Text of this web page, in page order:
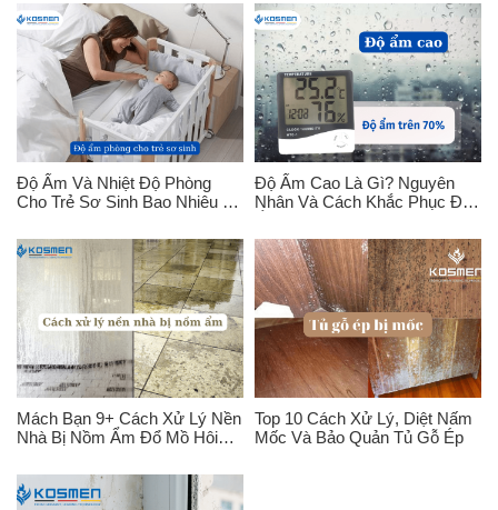
Độ Ẩm Và Nhiệt Độ Phòng
Cho Trẻ Sơ Sinh Bao Nhiêu Là
Độ Ẩm Cao Là Gì? Nguyên
Nhân Và Cách Khắc Phục Độ
Mách Bạn 9+ Cách Xử Lý Nền
Nhà Bị Nồm Ẩm Đổ Mồ Hôi
Top 10 Cách Xử Lý, Diệt Nấm
Mốc Và Bảo Quản Tủ Gỗ Ép